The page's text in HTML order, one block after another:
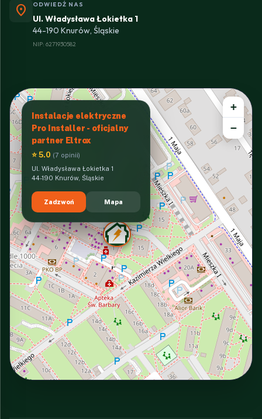
location_on ODWIEDŹ NAS
Ul. Władysława Łokietka 1
44-190 Knurów, Śląskie
NIP: 6271930582
Instalacje elektryczne
Pro Installer - oficjalny
partner Eltrox
⭐ 5.0 (7 opinii)
Ul. Władysława Łokietka 1
44-190 Knurów, Śląskie
Zadzwoń Mapa
+
−
INTERACTIVE VIEW